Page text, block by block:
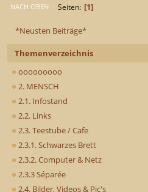
*Neusten Beiträge*
Themenverzeichnis
ooooooooo
2. MENSCH
2.1. Infostand
2.2. Links
2.3. Teestube / Cafe
2.3.1. Schwarzes Brett
2.3.2. Computer & Netz
2.3.3 Séparée
2.4. Bilder, Videos & Pic's
NACH OBEN Seiten 1